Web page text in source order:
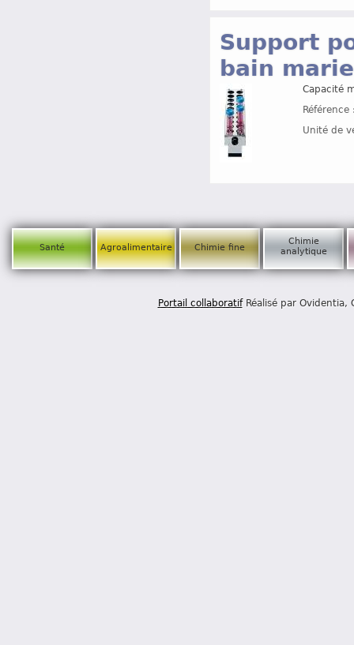
Support
bain
Capacité
Unité de
Santé Agroalimentaire Chimie fine
Chimie
analytique
Portail collaboratifRéalisé par Ovidentia,